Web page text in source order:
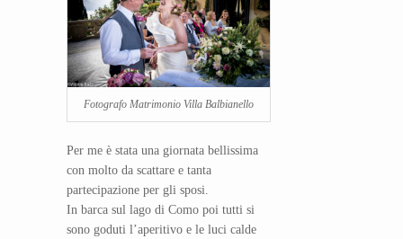
Fotografo Matrimonio Villa Balbianello
Per me è stata una giornata bellissima
con molto da scattare e tanta
partecipazione per gli sposi.
In barca sul lago di Como poi tutti si
sono goduti l’aperitivo e le luci calde